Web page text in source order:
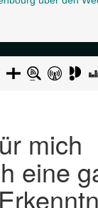
mich
eine